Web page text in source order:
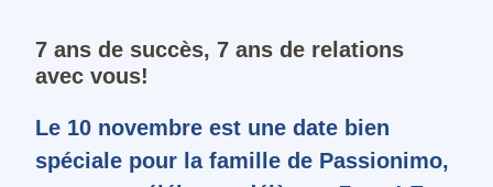
7 ans de succès, 7 ans de relations
avec vous!
Le 10 novembre est une date bien
spéciale pour la famille de Passionimo,